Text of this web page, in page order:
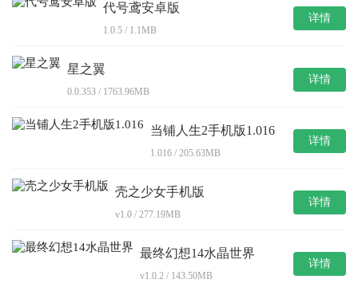
代号鸢安卓版
1.0.5 / 1.1MB
详情
星之翼
0.0.353 / 1763.96MB
详情
当铺人生2手机版1.016
1.016 / 205.63MB
详情
壳之少女手机版
v1.0 / 277.19MB
详情
最终幻想14水晶世界
v1.0.2 / 143.50MB
详情